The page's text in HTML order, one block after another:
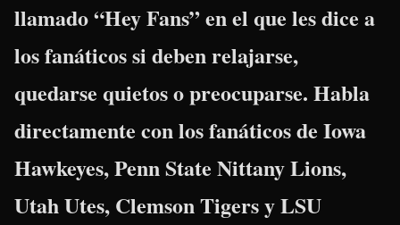
llamado “Hey Fans” en el que les dice a
los fanáticos si deben relajarse,
quedarse quietos o preocuparse. Habla
directamente con los fanáticos de Iowa
Hawkeyes, Penn State Nittany Lions,
Utah Utes, Clemson Tigers y LSU